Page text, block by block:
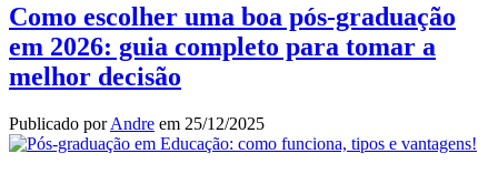
Como escolher uma boa pós-graduação
em 2026: guia completo para tomar a
melhor decisão
Publicado porAndre em 25/12/2025